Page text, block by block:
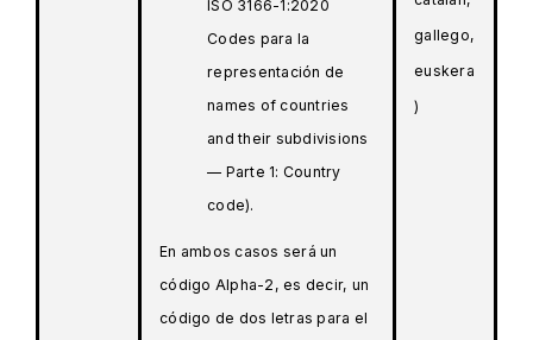
ISO 3166-1:2020
Codes para la
representación de
names of countries
and their subdivisions
— Parte 1: Country
code).
En ambos casos será un
código Alpha-2, es decir, un
código de dos letras para el
gallego,
euskera
)